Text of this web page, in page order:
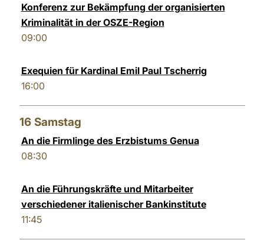
Konferenz zur Bekämpfung der organisierten
Kriminalität in der OSZE-Region
09:00
Exequien für Kardinal Emil Paul Tscherrig
16:00
16 Samstag
An die Firmlinge des Erzbistums Genua
08:30
An die Führungskräfte und Mitarbeiter
verschiedener italienischer Bankinstitute
11:45